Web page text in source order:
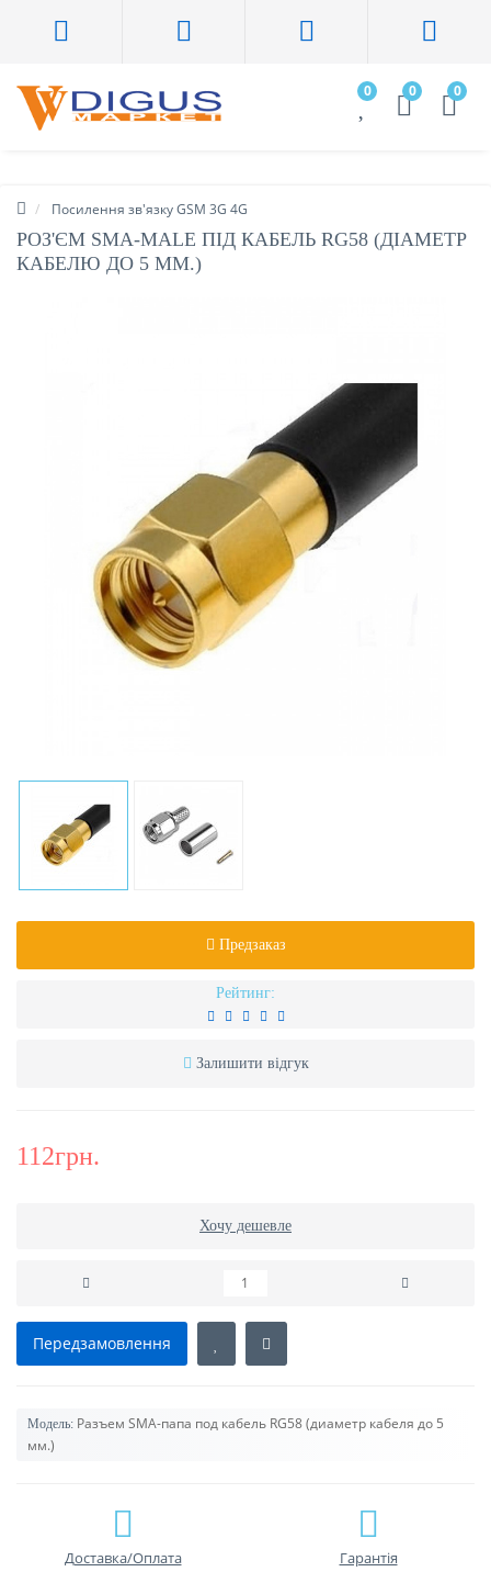
0 0 0
Посилення зв'язку GSM 3G 4G
РОЗ'ЄМ SMA-MALE ПІД КАБЕЛЬ RG58 (ДІАМЕТР
КАБЕЛЮ ДО 5 ММ.)
Предзаказ
Рейтинг:
Залишити відгук
112грн.
Хочу дешевле
Передзамовлення
Модель: Разъем SMA-папа под кабель RG58 (диаметр кабеля до 5
мм.)
Доставка/Оплата Гарантiя